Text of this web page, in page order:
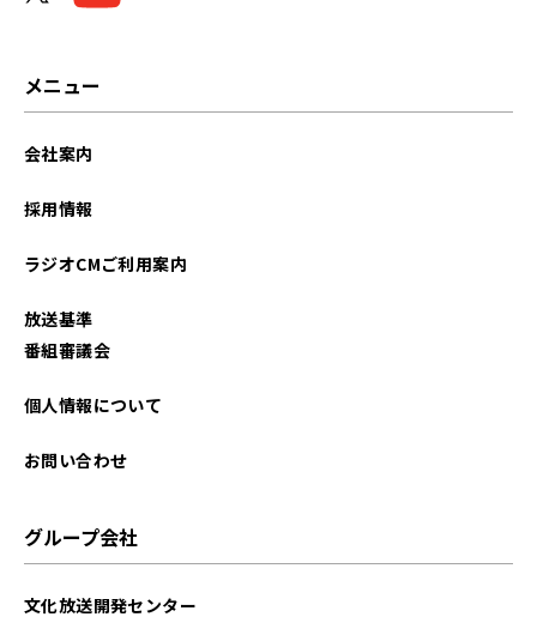
2025年09月
2025年06月
メニュー
会社案内
採用情報
ラジオCMご利用案内
放送基準
番組審議会
個人情報について
お問い合わせ
グループ会社
文化放送開発センター